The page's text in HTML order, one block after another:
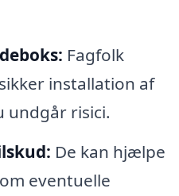
Fagfolk
installation af
undgår risici.
De kan hjælpe
eventuelle